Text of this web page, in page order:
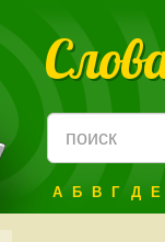
А Б В Г Д Е